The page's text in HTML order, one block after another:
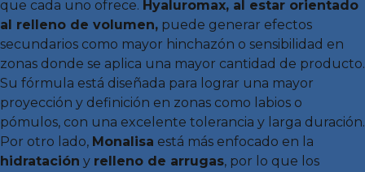
que cada uno ofrece. Hyaluromax, al estar orientado
al relleno de volumen, puede generar efectos
secundarios como mayor hinchazón o sensibilidad en
zonas donde se aplica una mayor cantidad de producto.
Su fórmula está diseñada para lograr una mayor
proyección y definición en zonas como labios o
pómulos, con una excelente tolerancia y larga duración.
Por otro lado, Monalisa está más enfocado en la
hidratación y relleno de arrugas, por lo que los